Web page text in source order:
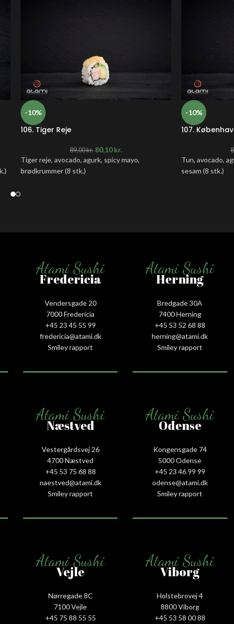
-10%
106. Tiger Reje
89,00kr. 80,10kr.
Tiger reje, avocado, agurk, spicy mayo,
brødkrummer (8 stk.)
-10%
107.
Tun, avocado,
sesam (8 stk.)
Atami Sushi
Fredericia
Vendersgade 20
7000 Fredericia
+45 23 45 55 99
fredericia@atami.dk
Smiley rapport
Atami Sushi
Herning
Bredgade 30A
7400 Herning
+45 53 52 68 88
herning@atami.dk
Smiley rapport
Atami Sushi
Næstved
Vestergårdsvej 26
4700 Næstved
+45 53 75 68 88
naestved@atami.dk
Smiley rapport
Atami Sushi
Odense
Kongensgade 74
5000 Odense
+45 23 46 99 99
odense@atami.dk
Smiley rapport
Atami Sushi
Vejle
Nørregade 8C
7100 Vejle
+45 75 88 55 55
Atami Sushi
Viborg
Holstebrovej 4
8800 Viborg
+45 53 58 00 88